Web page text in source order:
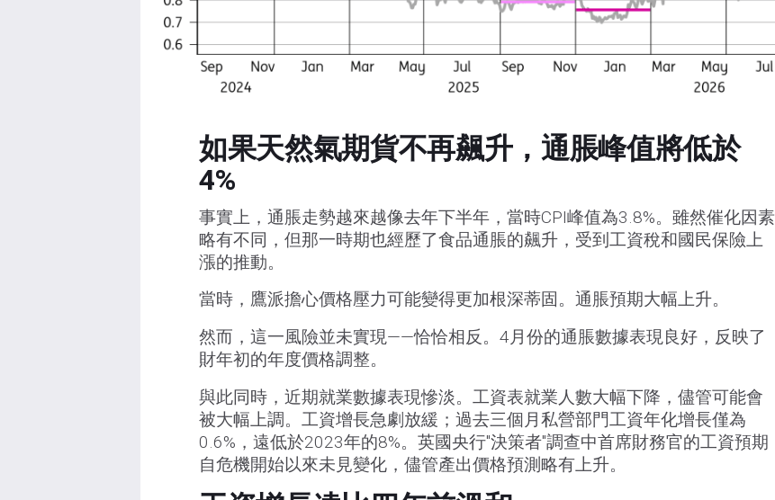
如果天然氣期貨不再飆升，通脹峰值將低於
4%
事實上，通脹走勢越來越像去年下半年，當時CPI峰值為3.8%。雖然催化因素
略有不同，但那一時期也經歷了食品通脹的飆升，受到工資稅和國民保險上
漲的推動。
當時，鷹派擔心價格壓力可能變得更加根深蒂固。通脹預期大幅上升。
然而，這一風險並未實現——恰恰相反。4月份的通脹數據表現良好，反映了
財年初的年度價格調整。
與此同時，近期就業數據表現慘淡。工資表就業人數大幅下降，儘管可能會
被大幅上調。工資增長急劇放緩；過去三個月私營部門工資年化增長僅為
0.6%，遠低於2023年的8%。英國央行"決策者"調查中首席財務官的工資預期
自危機開始以來未見變化，儘管產出價格預測略有上升。